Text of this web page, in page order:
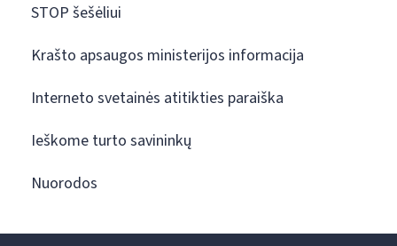
STOP šešėliui
Krašto apsaugos ministerijos informacija
Interneto svetainės atitikties paraiška
Ieškome turto savininkų
Nuorodos